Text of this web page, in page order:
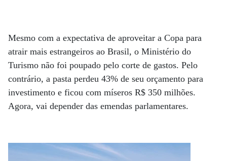
Mesmo com a expectativa de aproveitar a Copa para
atrair mais estrangeiros ao Brasil, o Ministério do
Turismo não foi poupado pelo corte de gastos. Pelo
contrário, a pasta perdeu 43% de seu orçamento para
investimento e ficou com míseros R$ 350 milhões.
Agora, vai depender das emendas parlamentares.